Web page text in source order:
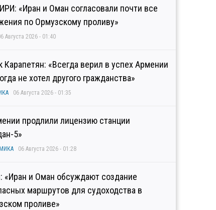
«Иран и Оман согласовали почти все
по Ормузскому проливу»
Августа 2026 - 01:40
Карапетян: «Всегда верил в успех Армении
не хотел другого гражданства»
06 Августа 2026 - 01:35
продлили лицензию станции
5»
06 Августа 2026 - 01:28
«Иран и Оман обсуждают создание
маршрутов для судоходства в
проливе»